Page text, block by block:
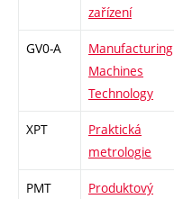
zařízení
GV0-A
Manufacturing
Machines
Technology
XPT
Praktická
metrologie
PMT
Produktový